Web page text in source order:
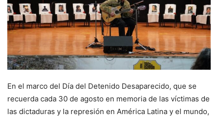
En el marco del Día del Detenido Desaparecido, que se
recuerda cada 30 de agosto en memoria de las víctimas de
las dictaduras y la represión en América Latina y el mundo,